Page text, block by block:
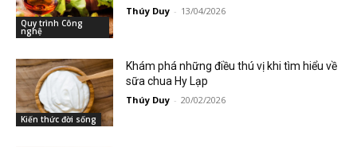
Quy trình Công
nghệ
Thúy Duy - 13/04/2026
Kiến thức đời sống
Khám phá những điều thú vị khi tìm hiểu về
sữa chua Hy Lạp
Thúy Duy - 20/02/2026